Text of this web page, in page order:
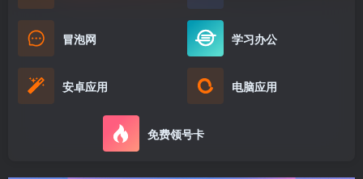
冒泡网 学习办公
安卓应用 电脑应用
免费领号卡